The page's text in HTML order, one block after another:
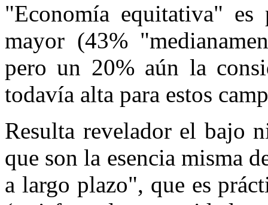
"Economía equitativa"
mayor (43%
pero un 20% aún la
todavía alta para estos
Resulta revelador el bajo
que son la esencia misma
a largo plazo", que es